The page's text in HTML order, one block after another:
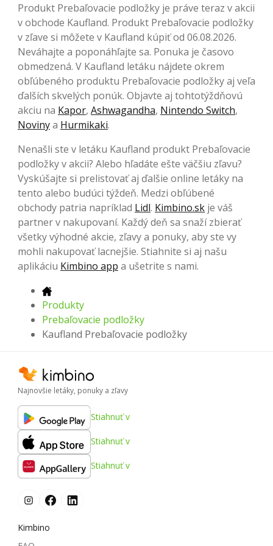
Produkt Prebaľovacie podložky je práve teraz v akcii
v obchode Kaufland. Produkt Prebaľovacie podložky
v zľave si môžete v Kaufland kúpiť od 06.08.2026.
Neváhajte a poponáhľajte sa. Ponuka je časovo
obmedzená. V Kaufland letáku nájdete okrem
obľúbeného produktu Prebaľovacie podložky aj veľa
ďalších skvelých ponúk. Objavte aj tohtotýždňovú
akciu na Kapor, Ashwagandha, Nintendo Switch,
Novinya Hurmikaki.
Nenašli ste v letáku Kaufland produkt Prebaľovacie
podložky v akcii? Alebo hľadáte ešte väčšiu zľavu?
Vyskúšajte si prelistovať aj ďalšie online letáky na
tento alebo budúci týždeň. Medzi obľúbené
obchody patria napríklad Lidl. Kimbino.sk je váš
partner v nakupovaní. Každý deň sa snaží zbierať
všetky výhodné akcie, zľavy a ponuky, aby ste vy
mohli nakupovať lacnejšie. Stiahnite si aj našu
aplikáciu Kimbino app a ušetrite s nami.
Produkty
Prebaľovacie podložky
Kaufland Prebaľovacie podložky
Najnovšie letáky, ponuky a zľavy
Stiahnuť v
Stiahnuť v
Stiahnuť v
Kimbino